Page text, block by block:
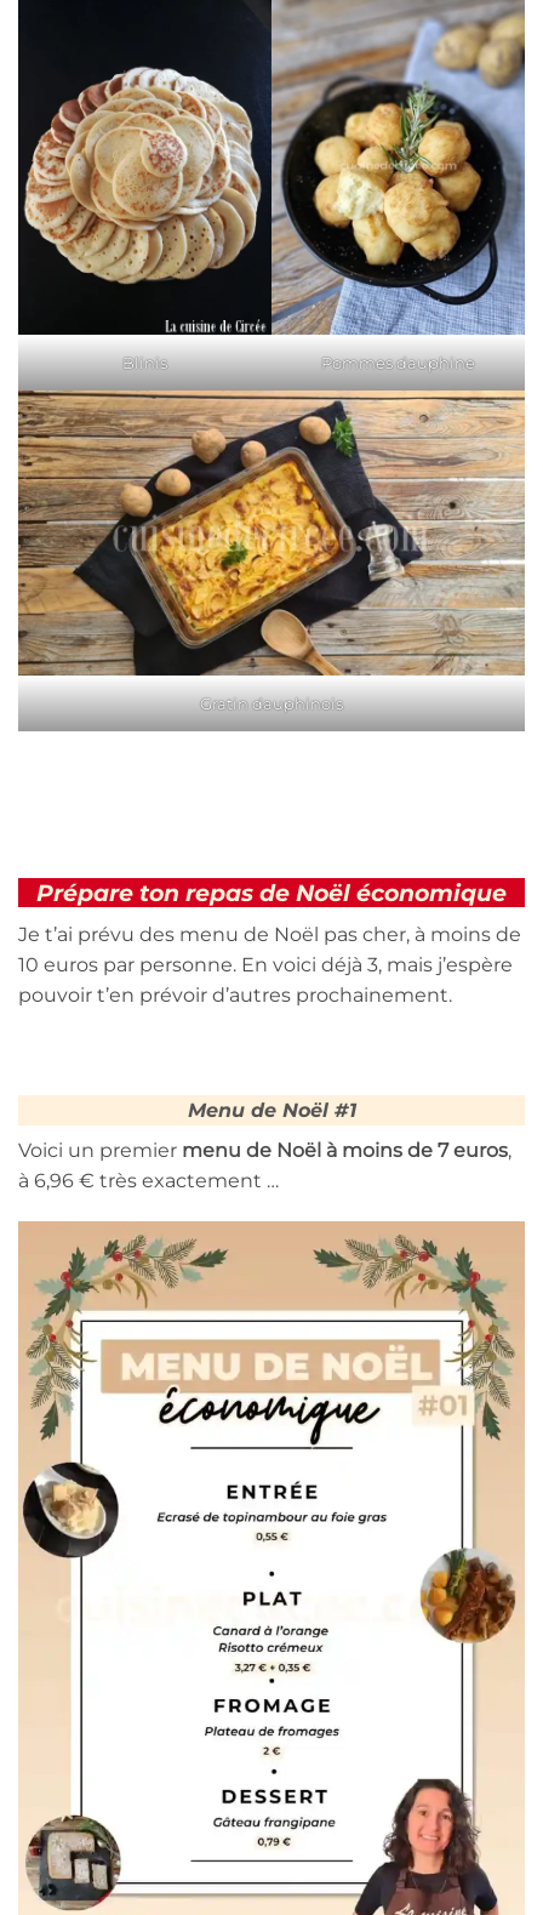
Blinis Pommes dauphine
Gratin dauphinois
Prépare ton repas de Noël économique
Je t’ai prévu des menu de Noël pas cher, à moins de
10 euros par personne. En voici déjà 3, mais j’espère
pouvoir t’en prévoir d’autres prochainement.
Menu de Noël #1
Voici un premier menu de Noël à moins de 7 euros,
à 6,96 € très exactement …